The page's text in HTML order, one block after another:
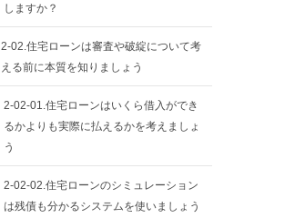
しますか？
2-02.住宅ローンは審査や破綻について考
える前に本質を知りましょう
2-02-01.住宅ローンはいくら借入ができ
るかよりも実際に払えるかを考えましょ
う
2-02-02.住宅ローンのシミュレーション
は残債も分かるシステムを使いましょう